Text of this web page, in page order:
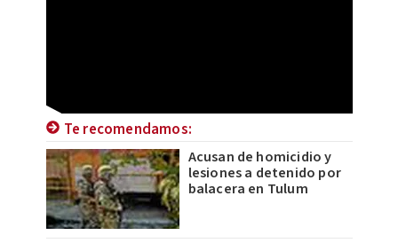
Te recomendamos:
Acusan de homicidio y
lesiones a detenido por
balacera en Tulum